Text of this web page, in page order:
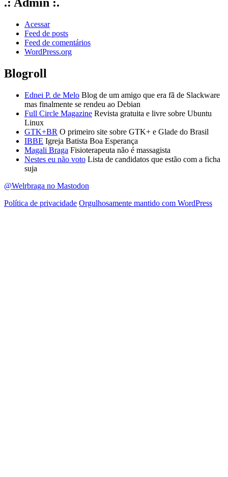
Acessar
Feed de posts
Feed de comentários
WordPress.org
Blogroll
Ednei P. de Melo Blog de um amigo que era fã de Slackware
mas finalmente se rendeu ao Debian
Full Circle Magazine Revista gratuita e livre sobre Ubuntu
Linux
GTK+BR O primeiro site sobre GTK+ e Glade do Brasil
IBBE Igreja Batista Boa Esperança
Magali Braga Fisioterapeuta não é massagista
Nestes eu não voto Lista de candidatos que estão com a ficha
suja
@Welrbraga no Mastodon
Política de privacidade Orgulhosamente mantido com WordPress